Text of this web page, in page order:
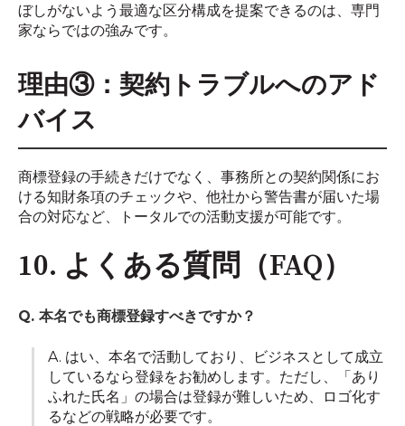
ぼしがないよう最適な区分構成を提案できるのは、専門
家ならではの強みです。
理由③：契約トラブルへのアド
バイス
商標登録の手続きだけでなく、事務所との契約関係にお
ける知財条項のチェックや、他社から警告書が届いた場
合の対応など、トータルでの活動支援が可能です。
10. よくある質問（FAQ）
Q. 本名でも商標登録すべきですか？
A. はい、本名で活動しており、ビジネスとして成立
しているなら登録をお勧めします。ただし、「あり
ふれた氏名」の場合は登録が難しいため、ロゴ化す
るなどの戦略が必要です。